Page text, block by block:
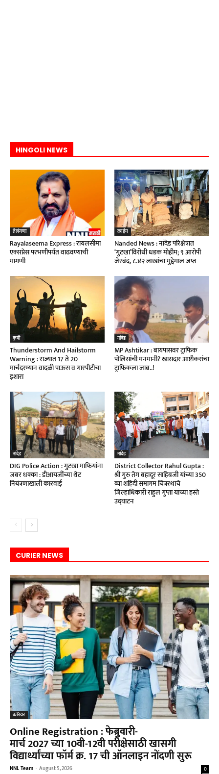
HINGOLI NEWS
तेलंगणा
Rayalaseema Express : रायलसीमा
एक्सप्रेस परभणीपर्यंत वाढवण्याची
मागणी
क्राईम
Nanded News : नांदेड परिक्षेत्रात
‘गुटखा’विरोधी धडक मोहीम; ९ आरोपी
जेरबंद, ८.४२ लाखांचा मुद्देमाल जप्त
कृषी
Thunderstorm And Hailstorm
Warning : राज्यात 17 ते 20
मार्चदरम्यान वादळी पाऊस व गारपीटीचा
इशारा
नांदेड
MP Ashtikar : बायपासवर ट्राफिक
पोलिसांची मनमानी? खासदार आष्टीकरांचा
ट्राफिकला जाब..!
नांदेड
DIG Police Action : गुटखा माफियांना
जबर धक्का : डीआयजींच्या थेट
नियंत्रणाखाली कारवाई
नांदेड
District Collector Rahul Gupta :
श्री गुरु तेग बहादूर साहिबजी यांच्या 350
व्या शहिदी समागम चित्ररथाचे
जिल्हाधिकारी राहुल गुप्ता यांच्या हस्ते
उद्घाटन
CURIER NEWS
करियर
Online Registration : फेब्रुवारी-
मार्च 2027 च्या 10वी-12वी परीक्षेसाठी खासगी
विद्यार्थ्यांच्या फॉर्म क्र. 17 ची ऑनलाइन नोंदणी सुरू
NNL Team - August 5, 2026 0